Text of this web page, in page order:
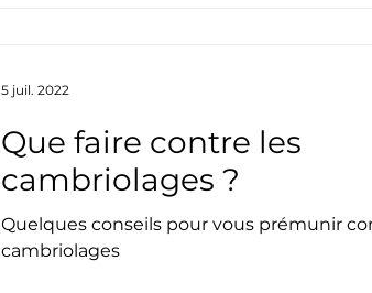
Que faire contre les
cambriolages ?
Quelques conseils pour vous prémunir
cambriolages
5 juil. 2022